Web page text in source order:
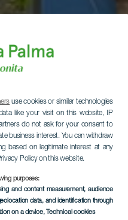
use cookies or similar technologies
like your visit on this website, IP
do not ask for your consent to
business interest. You can withdraw
based on legitimate interest at any
Policy on this website.
purposes:
and content measurement, audience
data, and identification through
on a device, Technical cookies